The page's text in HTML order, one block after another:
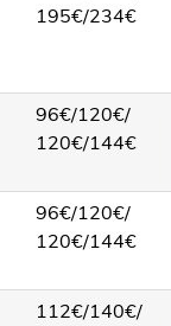
195€/234€
96€/120€/
120€/144€
96€/120€/
120€/144€
112€/140€/